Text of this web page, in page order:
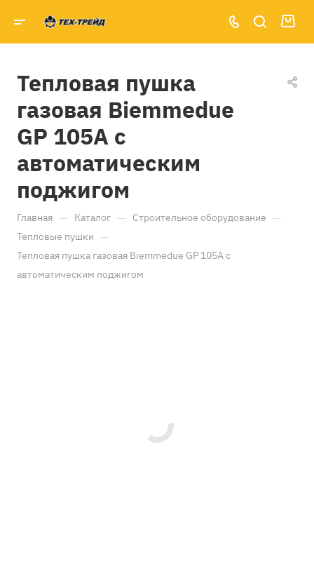
Тепловая пушка
газовая Biemmedue
GP 105A с
автоматическим
поджигом
Главная — Каталог — Строительное оборудование —
Тепловые пушки —
Тепловая пушка газовая Biemmedue GP 105A с
автоматическим поджигом